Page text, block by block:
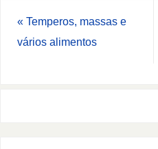
« Temperos, massas e
vários alimentos